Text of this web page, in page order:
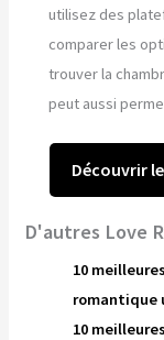
utilisez des
comparer les
trouver la
peut aussi
Découvrir
D'autres Love
10
romantique
10